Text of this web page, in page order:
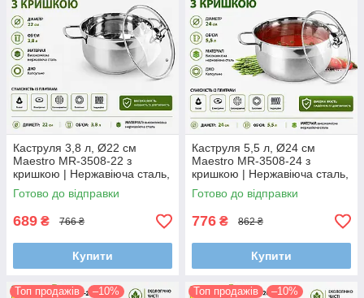
Каструля 3,8 л, Ø22 см
Maestro MR-3508-22 з
кришкою | Нержавіюча сталь,
капсульне дно, для всіх типів
плит
Готово до відправки
689 ₴ 766 ₴
Купити
Каструля 5,5 л, Ø24 см
Maestro MR-3508-24 з
кришкою | Нержавіюча сталь,
капсульне дно, для всіх типів
плит
Готово до відправки
776 ₴ 862 ₴
Купити
Топ продажів
–10%
Топ продажів
–10%